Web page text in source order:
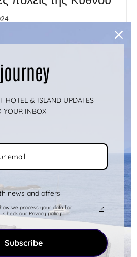
ιστορίας, του ζωντ...
HOTEL & ISLAND UPDATES
YOUR INBOX
news and offers
we process your data for
Check our Privacy policy.
Subscribe